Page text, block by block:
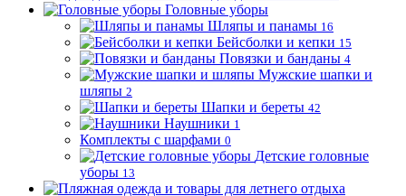
Головные уборы
Шляпы и панамы 16
Бейсболки и кепки 15
Повязки и банданы 4
Мужские шапки и
шляпы 2
Шапки и береты 42
Наушники 1
Комплекты с шарфами 0
Детские головные
уборы 13